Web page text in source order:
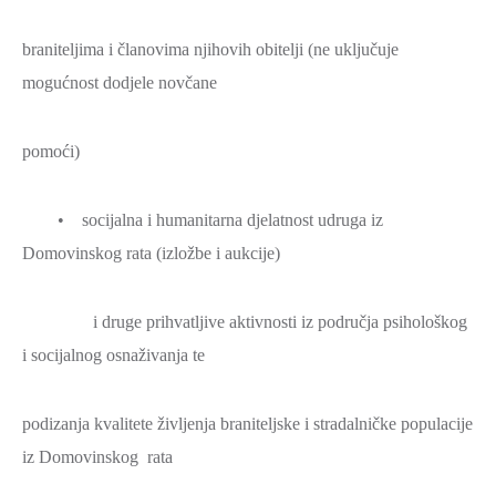
braniteljima i članovima njihovih obitelji (ne uključuje
mogućnost dodjele novčane
pomoći)
• socijalna i humanitarna djelatnost udruga iz
Domovinskog rata (izložbe i aukcije)
i druge prihvatljive aktivnosti iz područja psihološkog
i socijalnog osnaživanja te
podizanja kvalitete življenja braniteljske i stradalničke populacije
iz Domovinskog rata